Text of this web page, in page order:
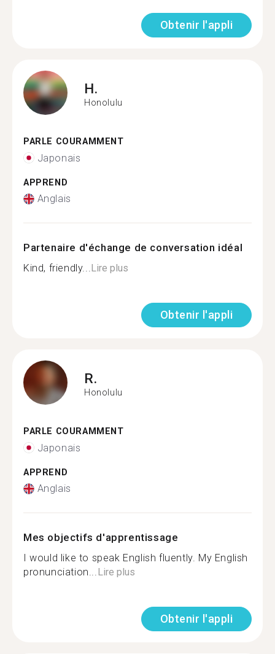
Obtenir l'appli
H.
Honolulu
PARLE COURAMMENT
Japonais
APPREND
Anglais
Partenaire d'échange de conversation idéal
Kind, friendly...Lire plus
Obtenir l'appli
R.
Honolulu
PARLE COURAMMENT
Japonais
APPREND
Anglais
Mes objectifs d'apprentissage
I would like to speak English fluently. My English
pronunciation...Lire plus
Obtenir l'appli